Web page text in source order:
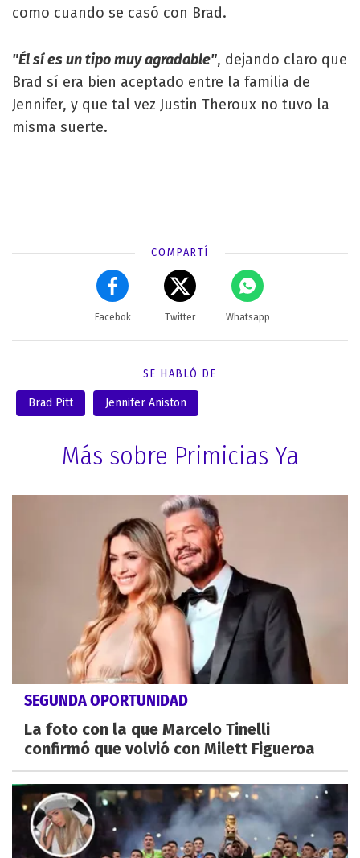
como cuando se casó con Brad.
"Él sí es un tipo muy agradable", dejando claro que
Brad sí era bien aceptado entre la familia de
Jennifer, y que tal vez Justin Theroux no tuvo la
misma suerte.
COMPARTÍ
Facebok Twitter Whatsapp
SE HABLÓ DE
Brad Pitt Jennifer Aniston
Más sobre Primicias Ya
SEGUNDA OPORTUNIDAD
La foto con la que Marcelo Tinelli
confirmó que volvió con Milett Figueroa